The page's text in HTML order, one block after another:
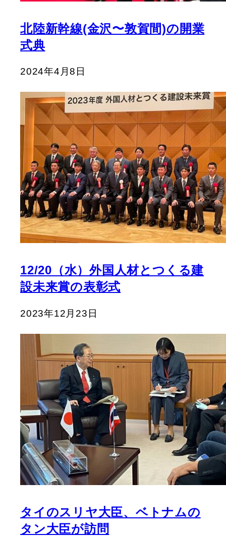
北陸新幹線(金沢〜敦賀間)の開業
式典
2024年4月8日
12/20（水）外国人材とつくる建
設未来賞の表彰式
2023年12月23日
タイのスリヤ大臣、ベトナムの
タン大臣が訪問